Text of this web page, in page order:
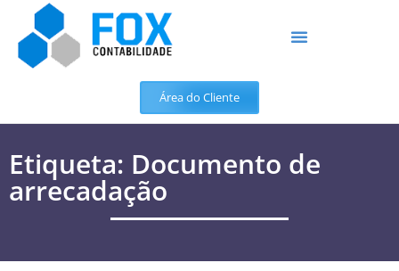
Área do Cliente
Etiqueta: Documento de
arrecadação